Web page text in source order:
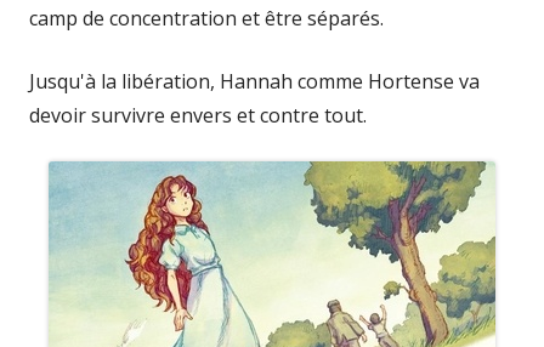
camp de concentration et être séparés.
Jusqu'à la libération, Hannah comme Hortense va
devoir survivre envers et contre tout.